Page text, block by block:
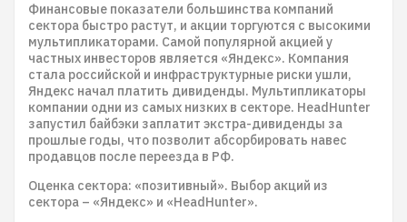
Финансовые показатели большинства компаний
сектора быстро растут, и акции торгуются с высокими
мультипликаторами. Самой популярной акцией у
частных инвесторов является «Яндекс». Компания
стала российской и инфраструктурные риски ушли,
Яндекс начал платить дивиденды. Мультипликаторы
компании одни из самых низких в секторе. HeadHunter
запустил байбэки заплатит экстра-дивиденды за
прошлые годы, что позволит абсорбировать навес
продавцов после переезда в РФ.
Оценка сектора: «позитивный». Выбор акций из
сектора – «Яндекс» и «HeadHunter».